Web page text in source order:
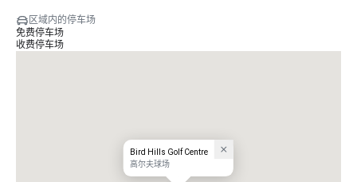
区域内的停车场
免费停车场
收费停车场
Bird Hills Golf Centre
高尔夫球场